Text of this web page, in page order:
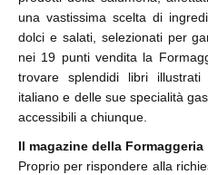
una vastissima scelta di
dolci e salati, selezionati per
nei 19 punti vendita la
trovare splendidi libri
italiano e delle sue specialità
accessibili a chiunque.
Il magazine della Formaggeria
Proprio per rispondere alla